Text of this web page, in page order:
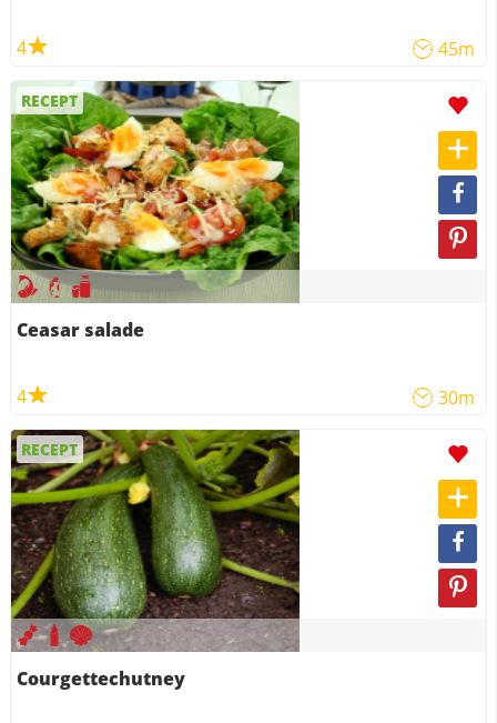
4 45m
RECEPT
Ceasar salade
4 30m
RECEPT
Courgettechutney